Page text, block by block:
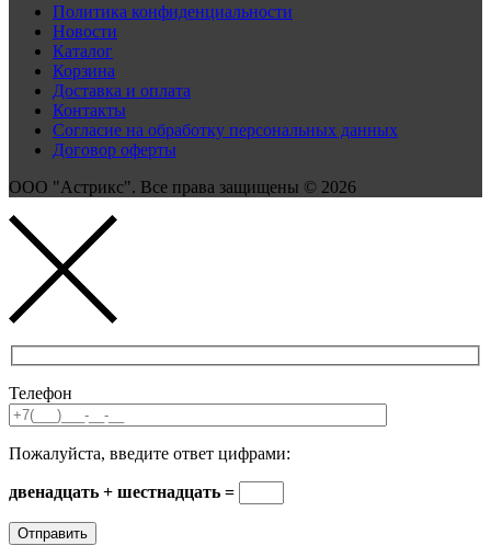
Политика конфиденциальности
Новости
Каталог
Корзина
Доставка и оплата
Контакты
Согласие на обработку персональных данных
Договор оферты
ООО "Астрикс". Все права защищены © 2026
Телефон
Пожалуйста, введите ответ цифрами:
двенадцать + шестнадцать =